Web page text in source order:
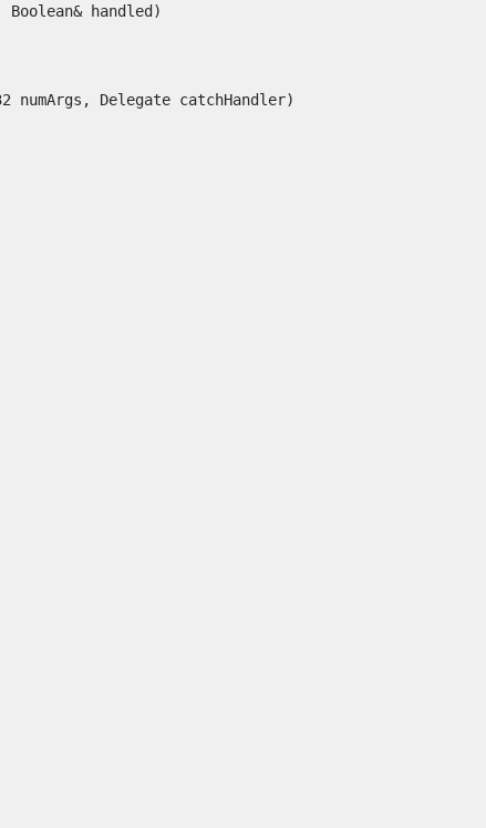
Boolean& handled)
numArgs, Delegate catchHandler)